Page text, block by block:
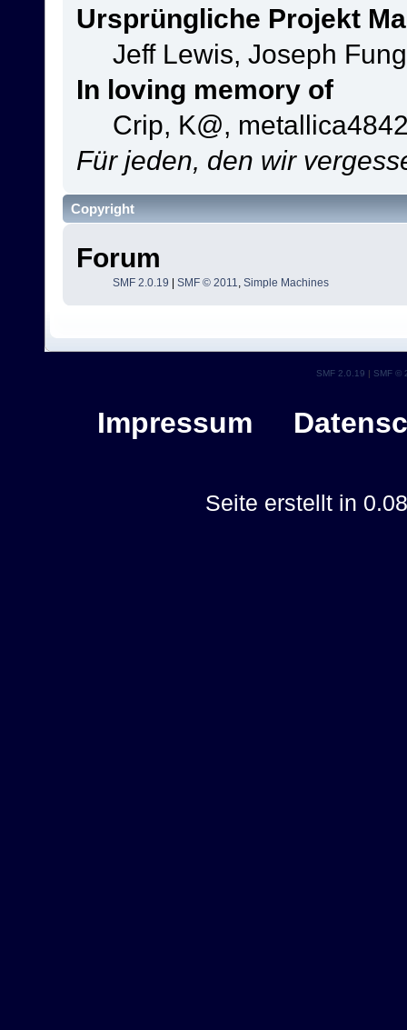
Ursprüngliche Projekt
Jeff Lewis, Joseph
In loving memory of
Crip, K@,
Für jeden, den wir
Copyright
Forum
SMF 2.0.19 | SMF © 2011 Simple Machines
SMF 2.0.19 | SMF ©
Impressum
Seite erstellt in